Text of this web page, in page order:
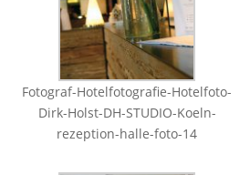
Fotograf-Hotelfotografie-Hotelfoto-
Dirk-Holst-DH-STUDIO-Koeln-
rezeption-halle-foto-14